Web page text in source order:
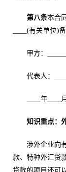
第八条本合
____(有关单位)
甲方：
代表人：
____年
知识重点：
涉外企业向
款、特种外汇贷
贷款的项目还可